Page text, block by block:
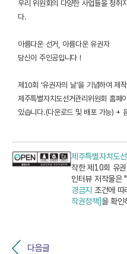
우리 위원회의 다양한 사업들을 청취
다.
아름다운 선거, 아름다운 유권자
당신이 주인공입니다 !
제10회 ‘유권자의 날’을 기념하여 제
제주특별자치도선거관리위원회 홈페
있습니다.(다운로드 및 배포 가능) +
제주특별자치도
작한 제10회 유
인터뷰 저작물은
경금지 조건에
작권정책]을 확인
다음글